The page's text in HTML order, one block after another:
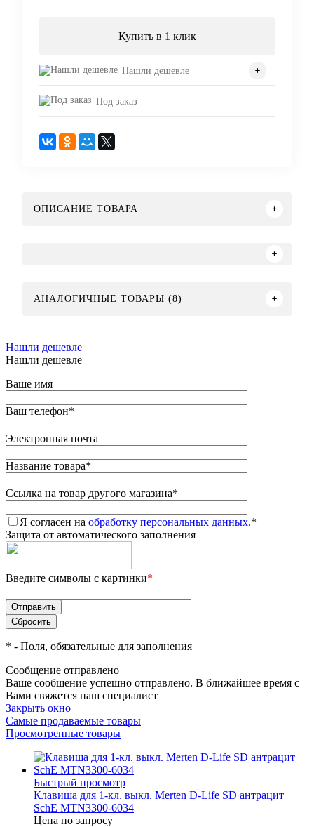
Купить в 1 клик
Нашли дешевле
Под заказ
ОПИСАНИЕ ТОВАРА
АНАЛОГИЧНЫЕ ТОВАРЫ (8)
Нашли дешевле
Нашли дешевле
Ваше имя
Ваш телефон*
Электронная почта
Название товара*
Ссылка на товар другого магазина*
Я согласен на обработку персональных данных.*
Защита от автоматического заполнения
Введите символы с картинки*
* - Поля, обязательные для заполнения
Сообщение отправлено
Ваше сообщение успешно отправлено. В ближайшее время с
Вами свяжется наш специалист
Закрыть окно
Самые продаваемые товары
Просмотренные товары
Быстрый просмотр
Клавиша для 1-кл. выкл. Merten D-Life SD антрацит
SchE MTN3300-6034
Цена по запросу